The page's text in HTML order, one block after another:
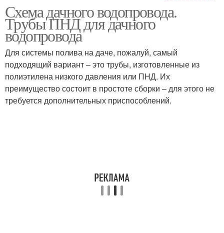
Водопровод из пнд Внешний водопровод
Водопровод для
полива
Сезонный водопровод
Водопровод на даче
Схема дачного водопровода.
Трубы ПНД для дачного
водопровода
Для системы полива на даче, пожалуй, самый
подходящий вариант – это трубы, изготовленные из
полиэтилена низкого давления или ПНД. Их
преимущество состоит в простоте сборки – для этого не
требуется дополнительных приспособлений.